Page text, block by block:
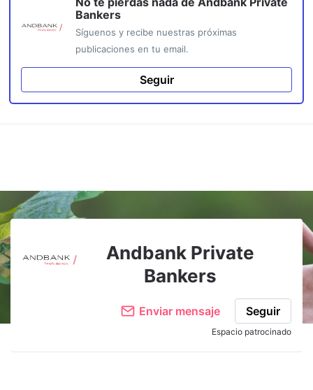
Bankers
Síguenos y recibe nuestras próximas
publicaciones en tu email.
Seguir
Andbank Private
Bankers
Enviar mensaje Seguir
Espacio patrocinado